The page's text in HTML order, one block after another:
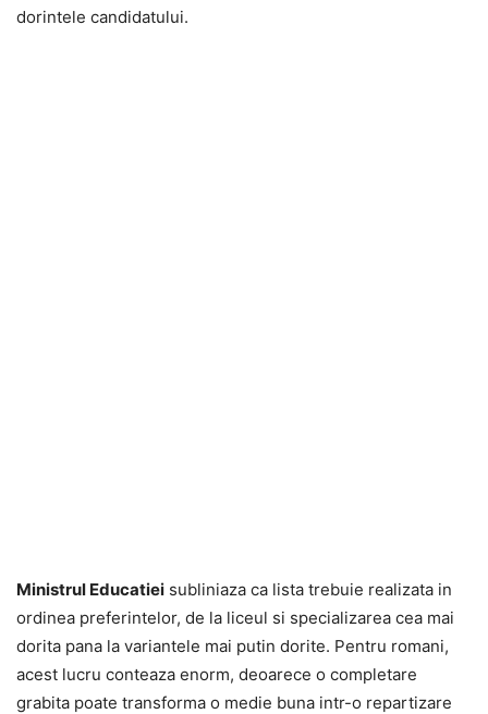
dorintele candidatului.
Ministrul Educatiei subliniaza ca lista trebuie realizata in
ordinea preferintelor, de la liceul si specializarea cea mai
dorita pana la variantele mai putin dorite. Pentru romani,
acest lucru conteaza enorm, deoarece o completare
grabita poate transforma o medie buna intr-o repartizare